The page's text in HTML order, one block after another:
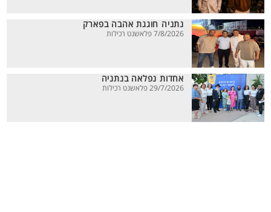
נתניה חוגגת אהבה בפארק
7/8/2026 פלאשנט רכילות
אחדות נפלאה בנתניה
29/7/2026 פלאשנט רכילות